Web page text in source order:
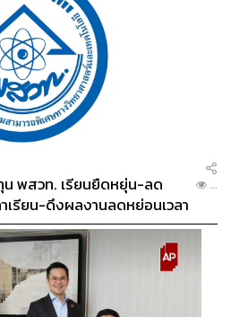
น พสวท. เรียนยืดหยุ่น-ลด
าเรียน-ดึงผลงานลดหย่อนเวลา
...